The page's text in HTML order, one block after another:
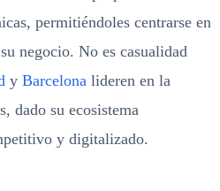
permitiéndoles centrarse en
negocio. No es casualidad
y Barcelona lideren en la
dado su ecosistema
y digitalizado.